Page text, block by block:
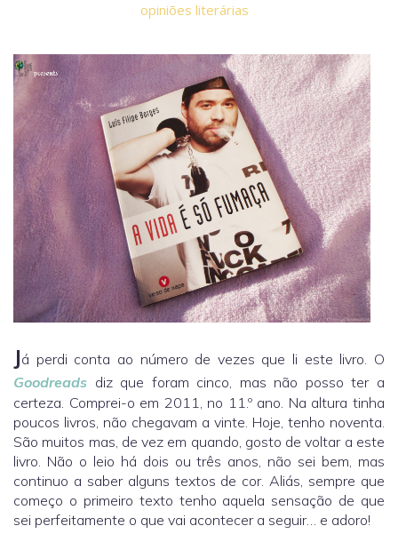
opiniões literárias
Já perdi conta ao número de vezes que li este livro. O
Goodreads diz que foram cinco, mas não posso ter a
certeza. Comprei-o em 2011, no 11.º ano. Na altura tinha
poucos livros, não chegavam a vinte. Hoje, tenho noventa.
São muitos mas, de vez em quando, gosto de voltar a este
livro. Não o leio há dois ou três anos, não sei bem, mas
continuo a saber alguns textos de cor. Aliás, sempre que
começo o primeiro texto tenho aquela sensação de que
sei perfeitamente o que vai acontecer a seguir… e adoro!